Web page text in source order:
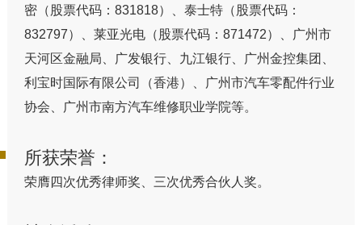
密（股票代码：831818）、泰士特（股票代码：
832797）、莱亚光电（股票代码：871472）、广州市
天河区金融局、广发银行、九江银行、广州金控集团、
利宝时国际有限公司（香港）、广州市汽车零配件行业
协会、广州市南方汽车维修职业学院等。
所获荣誉：
荣膺四次优秀律师奖、三次优秀合伙人奖。